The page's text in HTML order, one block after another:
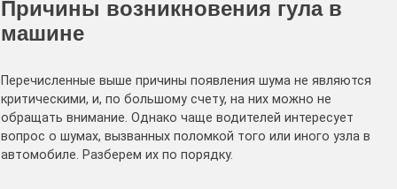
Причины возникновения гула в
машине
Перечисленные выше причины появления шума не являются
критическими, и, по большому счету, на них можно не
обращать внимание. Однако чаще водителей интересует
вопрос о шумах, вызванных поломкой того или иного узла в
автомобиле. Разберем их по порядку.